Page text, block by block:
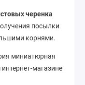
черенка
посылки
корнями.
миниатюрная
магазине